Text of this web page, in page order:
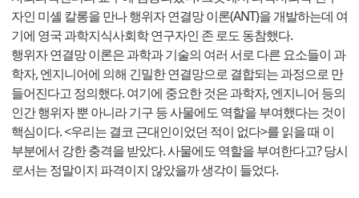
자인 미셸 칼롱을 만나 행위자 연결망 이론(ANT)을 개발하는데 여
기에 영국 과학지식사회학 연구자인 존 로도 동참했다.
행위자 연결망 이론은 과학과 기술의 여러 서로 다른 요소들이 과
학자, 엔지니어에 의해 긴밀한 연결망으로 결합되는 과정으로 만
들어진다고 정의했다. 여기에 중요한 것은 과학자, 엔지니어 등의
인간 행위자 뿐 아니라 기구 등 사물에도 역할을 부여했다는 것이
핵심이다. <우리는 결코 근대인이었던 적이 없다>를 읽을 때 이
부분에서 강한 충격을 받았다. 사물에도 역할을 부여한다고? 당시
로서는 정말이지 파격이지 않았을까 생각이 들었다.